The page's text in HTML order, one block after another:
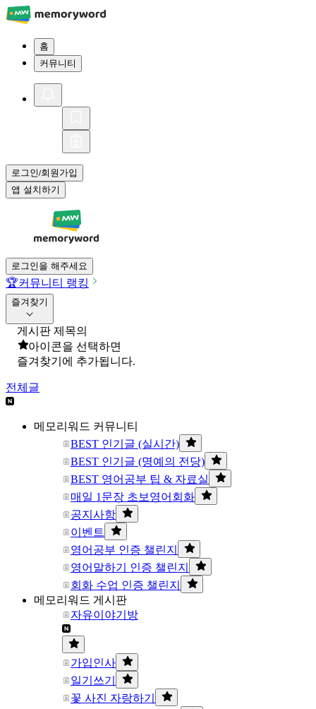
홈
커뮤니티
로그인/회원가입
앱 설치하기
로그인을 해주세요
🏆커뮤니티 랭킹
즐겨찾기
게시판 제목의
아이콘을 선택하면
즐겨찾기에 추가됩니다.
전체글
메모리워드 커뮤니티
BEST 인기글 (실시간)
BEST 인기글 (명예의 전당)
BEST 영어공부 팁 & 자료실
매일 1문장 초보영어회화
공지사항
이벤트
영어공부 인증 챌린지
영어말하기 인증 챌린지
회화 수업 인증 챌린지
메모리워드 게시판
자유이야기방
가입인사
일기쓰기
꽃 사진 자랑하기